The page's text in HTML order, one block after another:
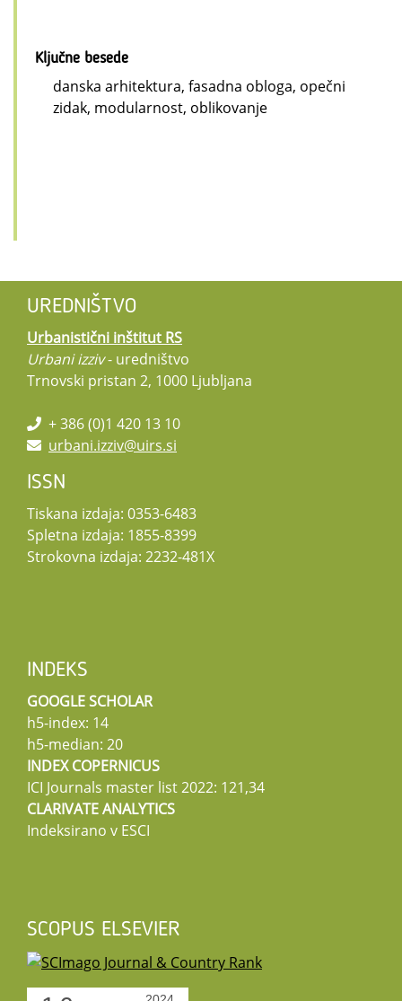
Ključne besede
danska arhitektura, fasadna obloga, opečni
zidak, modularnost, oblikovanje
UREDNIŠTVO
Urbanistični inštitut RS
Urbani izziv- uredništvo
Trnovski pristan 2, 1000 Ljubljana
+ 386 (0)1 420 13 10
urbani.izziv@uirs.si
ISSN
Tiskana izdaja: 0353-6483
Spletna izdaja: 1855-8399
Strokovna izdaja: 2232-481X
INDEKS
GOOGLE SCHOLAR
h5-index: 14
h5-median: 20
INDEX COPERNICUS
ICI Journals master list 2022: 121,34
CLARIVATE ANALYTICS
Indeksirano v ESCI
SCOPUS ELSEVIER